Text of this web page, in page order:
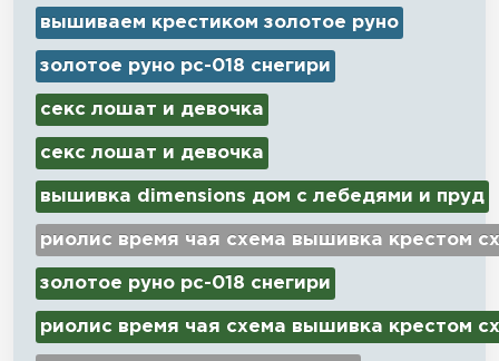
вышиваем крестиком золотое руно
золотое руно рс-018 снегири
секс лошат и девочка
секс лошат и девочка
вышивка dimensions дом с лебедями и пруд
риолис время чая схема вышивка крестом
золотое руно рс-018 снегири
риолис время чая схема вышивка крестом